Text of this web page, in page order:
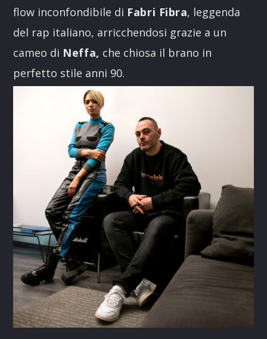
flow inconfondibile di Fabri Fibra, leggenda
del rap italiano, arricchendosi grazie a un
cameo di Neffa, che chiosa il brano in
perfetto stile anni 90.